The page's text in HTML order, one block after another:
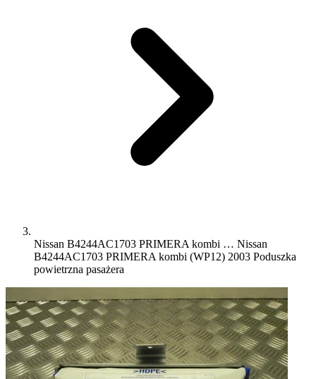
Nissan B4244AC1703 PRIMERA kombi … Nissan
B4244AC1703 PRIMERA kombi (WP12) 2003 Poduszka
powietrzna pasażera